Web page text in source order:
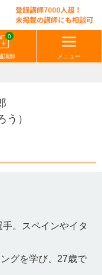
0
講師 メニュー
う）
。スペインやイタ
グを学び、27歳で